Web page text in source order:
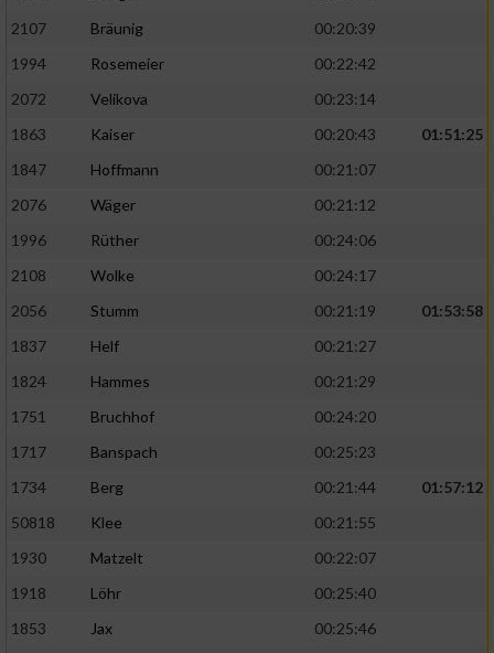
2107
Bräunig
00:20:39
1994
Rosemeier
00:22:42
2072
Velikova
00:23:14
1863
Kaiser 00:20:43
01:51:25
1847
Hoffmann
00:21:07
2076
Wäger
00:21:12
1996
Rüther
00:24:06
2108
Wolke
00:24:17
2056
Stumm 00:21:19
01:53:58
1837
Helf
00:21:27
1824
Hammes
00:21:29
1751
Bruchhof
00:24:20
1717
Banspach
00:25:23
1734
Berg 00:21:44
01:57:12
50818
Klee
00:21:55
1930
Matzelt
00:22:07
1918
Löhr
00:25:40
1853
Jax
00:25:46